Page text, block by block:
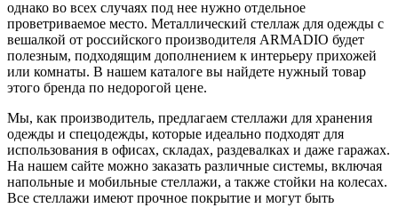
однако во всех случаях под нее нужно отдельное
проветриваемое место. Металлический стеллаж для одежды с
вешалкой от российского производителя ARMADIO будет
полезным, подходящим дополнением к интерьеру прихожей
или комнаты. В нашем каталоге вы найдете нужный товар
этого бренда по недорогой цене.
Мы, как производитель, предлагаем стеллажи для хранения
одежды и спецодежды, которые идеально подходят для
использования в офисах, складах, раздевалках и даже гаражах.
На нашем сайте можно заказать различные системы, включая
напольные и мобильные стеллажи, а также стойки на колесах.
Все стеллажи имеют прочное покрытие и могут быть